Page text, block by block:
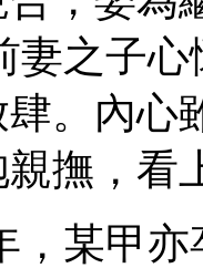
妻之子
。內心
撫，看
，某甲